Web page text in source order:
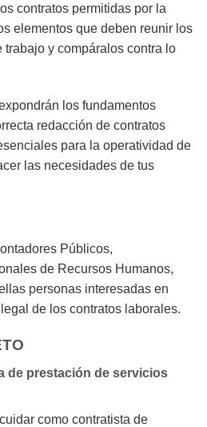
contratos permitidas por la
elementos que deben reunir los
y compáralos contra lo
los fundamentos
redacción de contratos
para la operatividad de
las necesidades de tus
Públicos,
de Recursos Humanos,
personas interesadas en
de los contratos laborales.
de prestación de servicios
como contratista de